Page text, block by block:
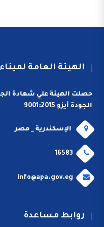
الهيئة العامة
حصلت الهيئة علي شهادة
الجودة أيزو 9001:2015
الإسكندرية _ مصر
16583
info@apa.gov.eg
روابط مساعدة